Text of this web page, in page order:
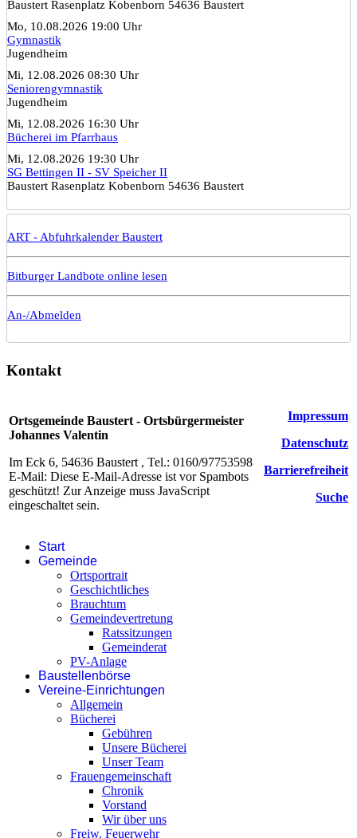
Baustert Rasenplatz Kobenborn 54636 Baustert
Mo, 10.08.2026 19:00 Uhr
Gymnastik
Jugendheim
Mi, 12.08.2026 08:30 Uhr
Seniorengymnastik
Jugendheim
Mi, 12.08.2026 16:30 Uhr
Bücherei im Pfarrhaus
Mi, 12.08.2026 19:30 Uhr
SG Bettingen II - SV Speicher II
Baustert Rasenplatz Kobenborn 54636 Baustert
ART - Abfuhrkalender Baustert
Bitburger Landbote online lesen
An-/Abmelden
Kontakt
Ortsgemeinde Baustert - Ortsbürgermeister
Johannes Valentin
Im Eck 6, 54636 Baustert , Tel.: 0160/97753598
E-Mail: Diese E-Mail-Adresse ist vor Spambots
geschützt! Zur Anzeige muss JavaScript
eingeschaltet sein.
Impressum
Datenschutz
Barrierefreiheit
Suche
Start
Gemeinde
Ortsportrait
Geschichtliches
Brauchtum
Gemeindevertretung
Ratssitzungen
Gemeinderat
PV-Anlage
Baustellenbörse
Vereine-Einrichtungen
Allgemein
Bücherei
Gebühren
Unsere Bücherei
Unser Team
Frauengemeinschaft
Chronik
Vorstand
Wir über uns
Freiw. Feuerwehr